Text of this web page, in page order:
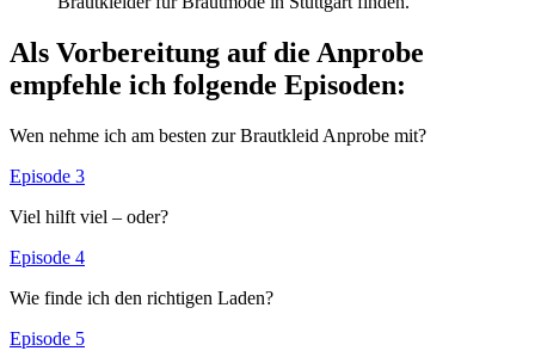
Als Vorbereitung auf die Anprobe
empfehle ich folgende Episoden:
Wen nehme ich am besten zur Brautkleid Anprobe mit?
Episode 3
Viel hilft viel – oder?
Episode 4
Wie finde ich den richtigen Laden?
Episode 5